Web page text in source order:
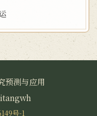
预测与应用
号-1